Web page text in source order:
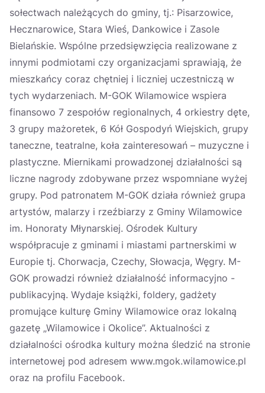
sołectwach należących do gminy, tj.: Pisarzowice,
Hecznarowice, Stara Wieś, Dankowice i Zasole
Bielańskie. Wspólne przedsięwzięcia realizowane z
innymi podmiotami czy organizacjami sprawiają, że
mieszkańcy coraz chętniej i liczniej uczestniczą w
tych wydarzeniach. M-GOK Wilamowice wspiera
finansowo 7 zespołów regionalnych, 4 orkiestry dęte,
3 grupy mażoretek, 6 Kół Gospodyń Wiejskich, grupy
taneczne, teatralne, koła zainteresowań – muzyczne i
plastyczne. Miernikami prowadzonej działalności są
liczne nagrody zdobywane przez wspomniane wyżej
grupy. Pod patronatem M-GOK działa również grupa
artystów, malarzy i rzeźbiarzy z Gminy Wilamowice
im. Honoraty Młynarskiej. Ośrodek Kultury
współpracuje z gminami i miastami partnerskimi w
Europie tj. Chorwacja, Czechy, Słowacja, Węgry. M-
GOK prowadzi również działalność informacyjno -
publikacyjną. Wydaje książki, foldery, gadżety
promujące kulturę Gminy Wilamowice oraz lokalną
gazetę „Wilamowice i Okolice”. Aktualności z
działalności ośrodka kultury można śledzić na stronie
internetowej pod adresem www.mgok.wilamowice.pl
oraz na profilu Facebook.